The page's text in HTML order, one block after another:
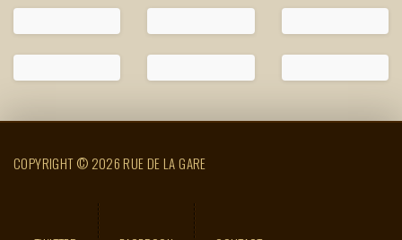
COPYRIGHT © 2026 RUE DE LA GARE